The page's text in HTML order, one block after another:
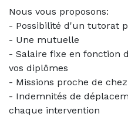
Nous vous proposons:
- Possibilité d'un tutorat
- Une mutuelle
- Salaire fixe en fonction
vos diplômes
- Missions proche de
- Indemnités de
chaque intervention